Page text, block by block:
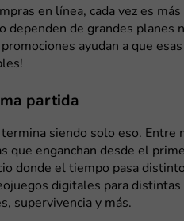
en línea, cada vez es más
dependen de grandes planes
ayudan a que
partida
termina siendo solo eso. Entre
que enganchan desde el
donde el tiempo pasa
digitales para
supervivencia y más.